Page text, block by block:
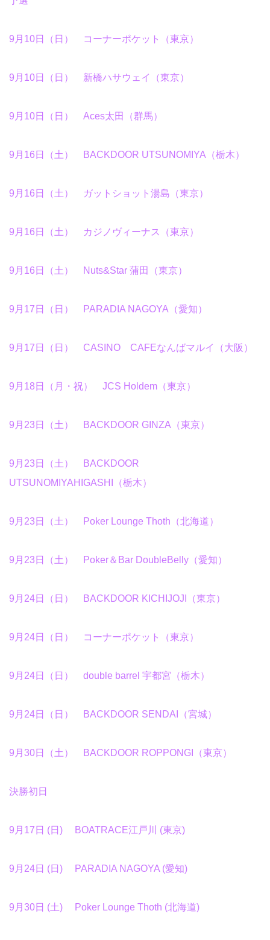
9月10日（日） コーナーポケット（東京）
9月10日（日） 新橋ハサウェイ（東京）
9月10日（日） Aces太田（群馬）
9月16日（土） BACKDOOR UTSUNOMIYA（栃木）
9月16日（土） ガットショット湯島（東京）
9月16日（土） カジノヴィーナス（東京）
9月16日（土） Nuts&Star 蒲田（東京）
9月17日（日） PARADIA NAGOYA（愛知）
9月17日（日） CASINO CAFEなんばマルイ（大阪）
9月18日（月・祝） JCS Holdem（東京）
9月23日（土） BACKDOOR GINZA（東京）
9月23日（土） BACKDOOR
UTSUNOMIYAHIGASHI（栃木）
9月23日（土） Poker Lounge Thoth（北海道）
9月23日（土） Poker＆Bar DoubleBelly（愛知）
9月24日（日） BACKDOOR KICHIJOJI（東京）
9月24日（日） コーナーポケット（東京）
9月24日（日） double barrel 宇都宮（栃木）
9月24日（日） BACKDOOR SENDAI（宮城）
9月30日（土） BACKDOOR ROPPONGI（東京）
決勝初日
9月17日 (日) BOATRACE江戸川 (東京)
9月24日 (日) PARADIA NAGOYA (愛知)
9月30日 (土) Poker Lounge Thoth (北海道)